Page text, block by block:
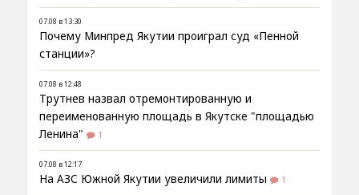
07.08 в 13:30
Почему Минпред Якутии проиграл суд «Пенной
станции»?
07.08 в 12:48
Трутнев назвал отремонтированную и
переименованную площадь в Якутске "площадью
Ленина"
1
07.08 в 12:17
На АЗС Южной Якутии увеличили лимиты 1